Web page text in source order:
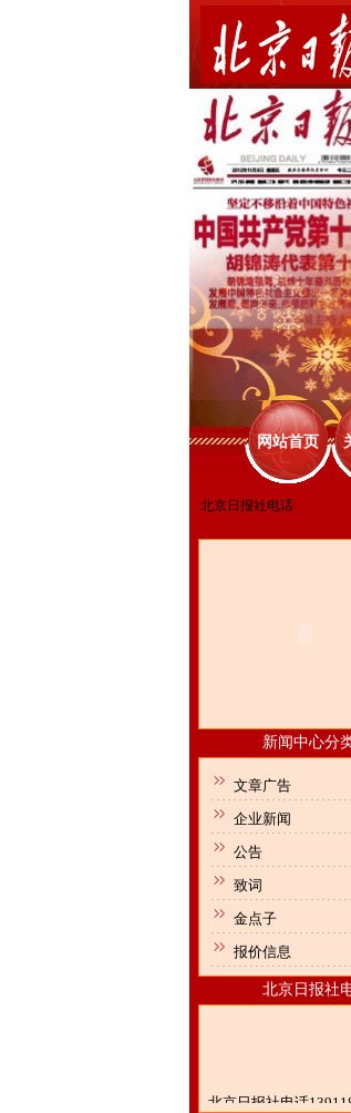
网站首页
北京日报社电话
新闻中心分
文章广告
企业新闻
公告
致词
金点子
报价信息
北京日报社
北京日报社电话